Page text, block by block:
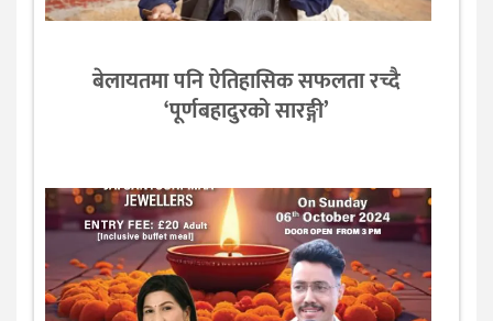
बेलायतमा पनि ऐतिहासिक सफलता रच्दै
‘पूर्णबहादुरको सारङ्गी’